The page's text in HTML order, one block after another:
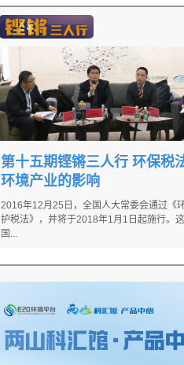
第十五期铿锵三人行 环保税
环境产业的影响
2016年12月25日，全国人大常委会通过《
护税法》，并将于2018年1月1日起施行。
国...